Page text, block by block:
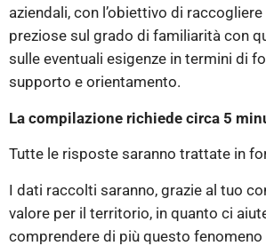
aziendali, con l’obiettivo di
preziose sul grado di familiarità con
sulle eventuali esigenze in termini di
supporto e orientamento.
La compilazione richiede circa 5
Tutte le risposte saranno trattate in
I dati raccolti saranno, grazie al tuo
valore per il territorio, in quanto ci
comprendere di più questo fenomeno